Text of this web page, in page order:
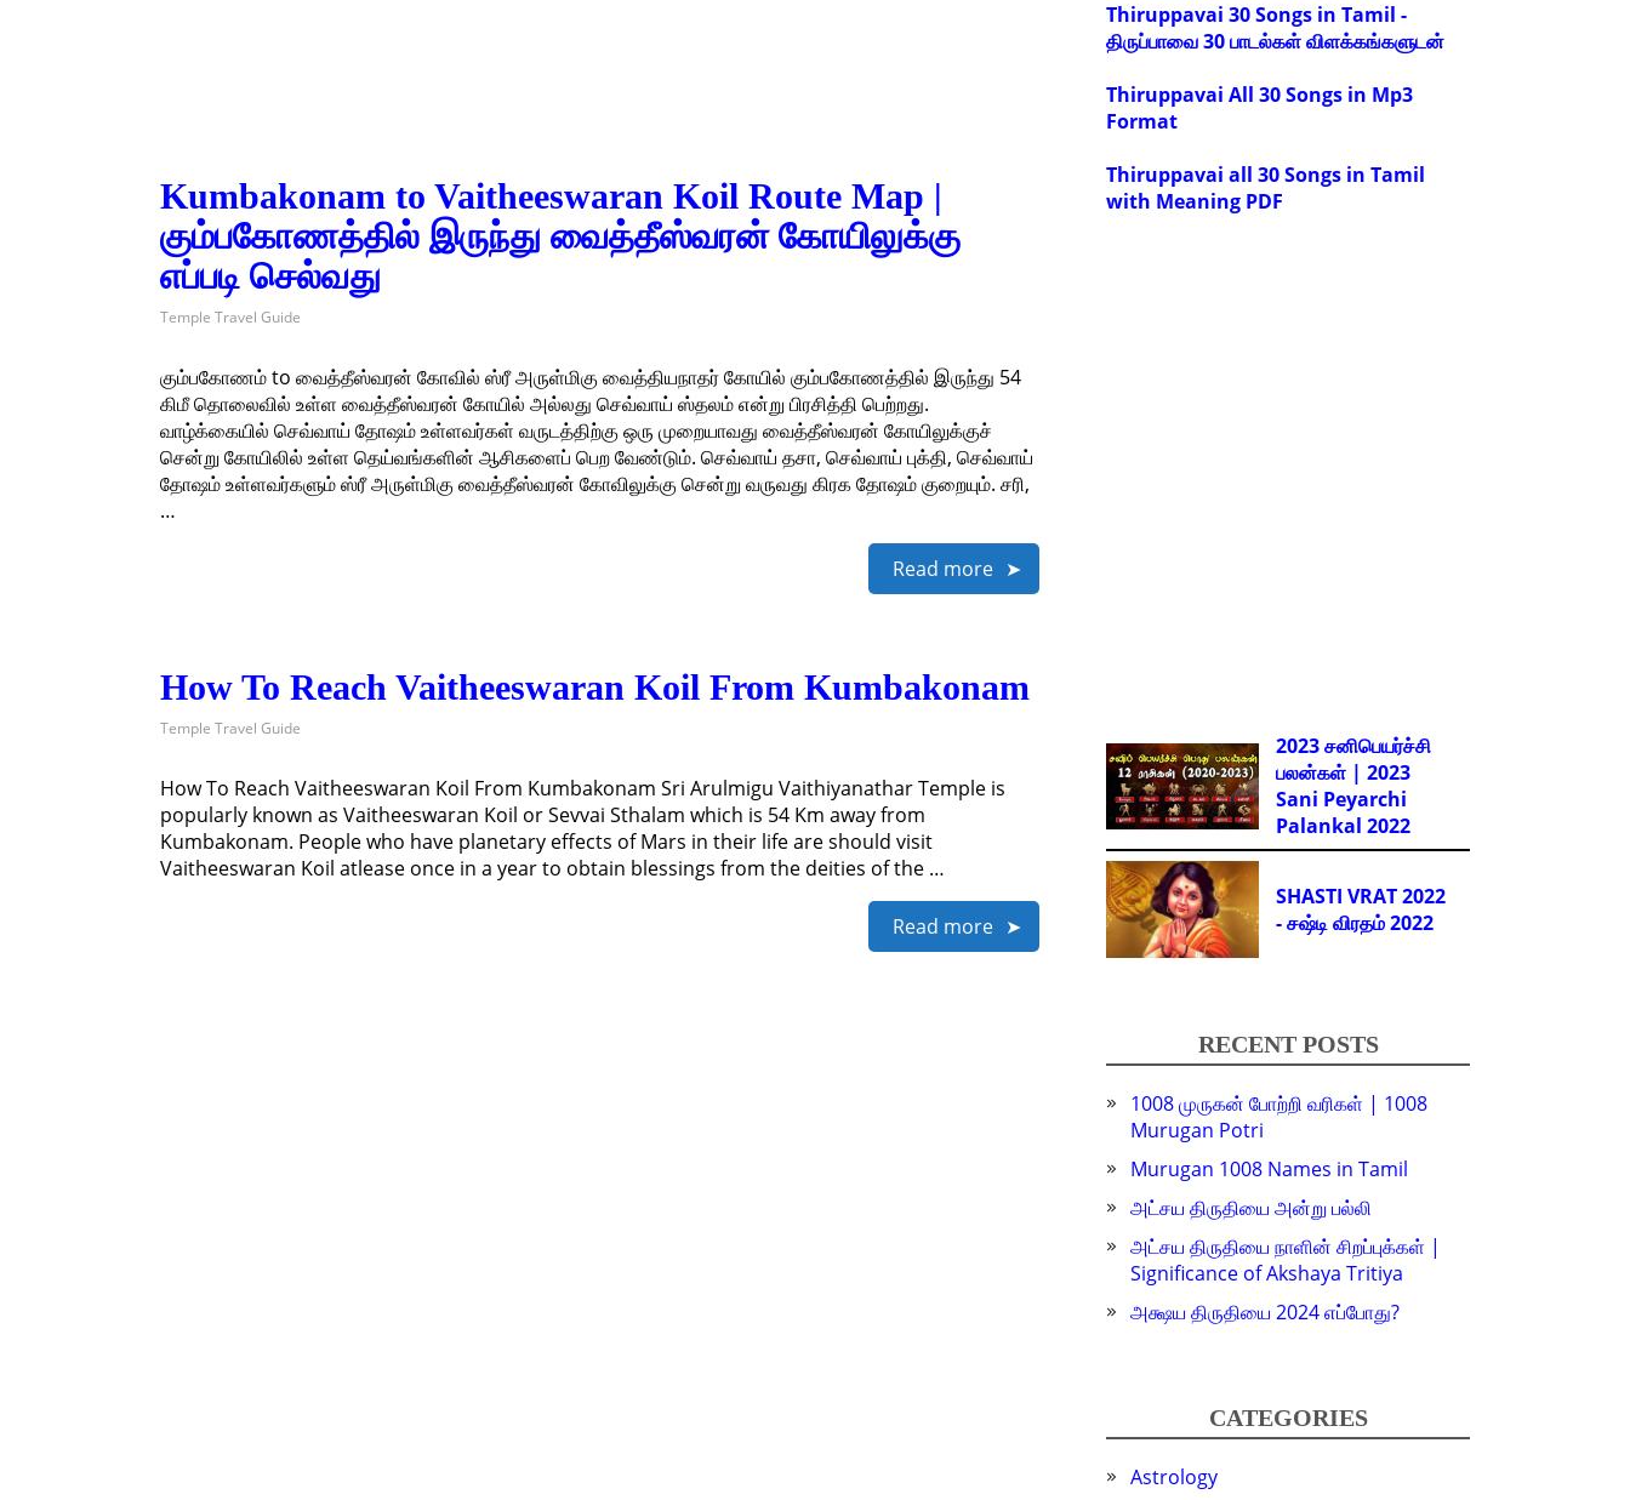
Kumbakonam to Vaitheeswaran Koil Route Map |
கும்பகோணத்தில் இருந்து வைத்தீஸ்வரன் கோயிலுக்கு
எப்படி செல்வது
Temple Travel Guide
கும்பகோணம் to வைத்தீஸ்வரன் கோவில் ஸ்ரீ அருள்மிகு வைத்தியநாதர் கோயில் கும்பகோணத்தில் இருந்து 54
கிமீ தொலைவில் உள்ள வைத்தீஸ்வரன் கோயில் அல்லது செவ்வாய் ஸ்தலம் என்று பிரசித்தி பெற்றது.
வாழ்க்கையில் செவ்வாய் தோஷம் உள்ளவர்கள் வருடத்திற்கு ஒரு முறையாவது வைத்தீஸ்வரன் கோயிலுக்குச்
சென்று கோயிலில் உள்ள தெய்வங்களின் ஆசிகளைப் பெற வேண்டும். செவ்வாய் தசா, செவ்வாய் புக்தி, செவ்வாய்
தோஷம் உள்ளவர்களும் ஸ்ரீ அருள்மிகு வைத்தீஸ்வரன் கோவிலுக்கு சென்று வருவது கிரக தோஷம் குறையும். சரி,
…
Read more
How To Reach Vaitheeswaran Koil From Kumbakonam
Temple Travel Guide
How To Reach Vaitheeswaran Koil From Kumbakonam Sri Arulmigu Vaithiyanathar Temple is
popularly known as Vaitheeswaran Koil or Sevvai Sthalam which is 54 Km away from
Kumbakonam. People who have planetary effects of Mars in their life are should visit
Vaitheeswaran Koil atlease once in a year to obtain blessings from the deities of the …
Read more
Thiruppavai 30 Songs in Tamil -
திருப்பாவை 30 பாடல்கள் விளக்கங்களுடன்
Thiruppavai All 30 Songs in Mp3
Format
Thiruppavai all 30 Songs in Tamil
with Meaning PDF
2023 சனிபெயர்ச்சி
பலன்கள் | 2023
Sani Peyarchi
Palankal 2022
SHASTI VRAT 2022
- சஷ்டி விரதம் 2022
RECENT POSTS
1008 முருகன் போற்றி வரிகள் | 1008
Murugan Potri
Murugan 1008 Names in Tamil
அட்சய திருதியை அன்று பல்லி
அட்சய திருதியை நாளின் சிறப்புக்கள் |
Significance of Akshaya Tritiya
அக்ஷய திருதியை 2024 எப்போது?
CATEGORIES
Astrology